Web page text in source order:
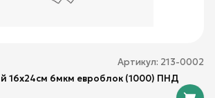
Артикул: 213-0002
16х24см 6мкм евроблок (1000) ПНД